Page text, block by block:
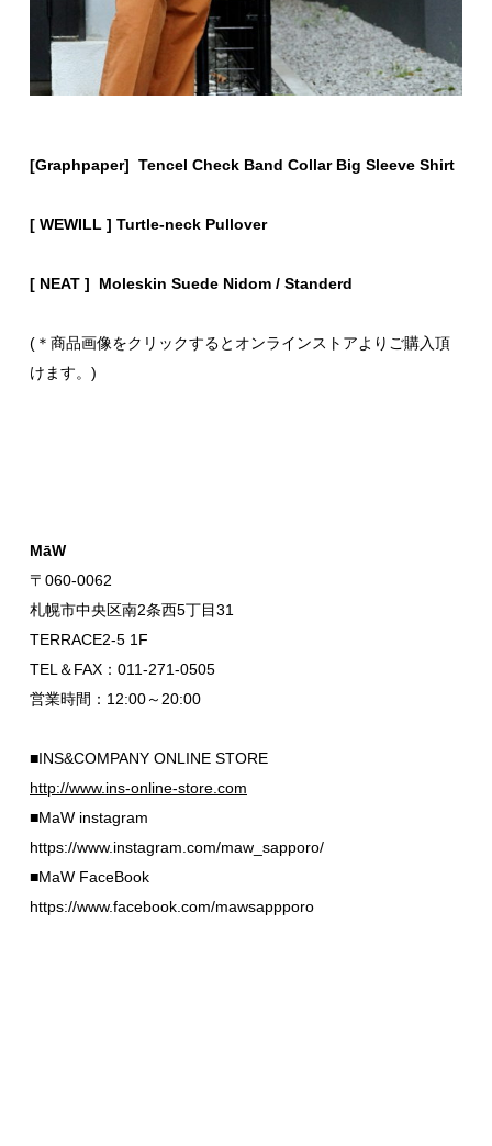
[Graphpaper] Tencel Check Band Collar Big Sleeve Shirt
[ WEWILL ] Turtle-neck Pullover
[ NEAT ] Moleskin Suede Nidom / Standerd
(＊商品画像をクリックするとオンラインストアよりご購入頂
けます。)
MāW
〒060-0062
札幌市中央区南2条西5丁目31
TERRACE2-5 1F
TEL＆FAX：011-271-0505
営業時間：12:00～20:00
■INS&COMPANY ONLINE STORE
http://www.ins-online-store.com
■MaW instagram
https://www.instagram.com/maw_sapporo/
■MaW FaceBook
https://www.facebook.com/mawsappporo